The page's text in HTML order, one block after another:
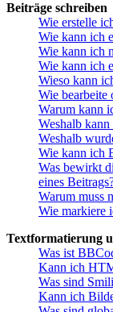
Beiträge schreiben
Wie erstelle
Wie kann ich
Wie kann ich
Wie kann ich
Wieso kann
Wie bearbeite
Warum kann
Weshalb
Weshalb
Wie kann ich
Was bewirkt
eines
Warum muss
Wie markiere
Textformatierung
Was ist
Kann ich
Was sind
Kann ich